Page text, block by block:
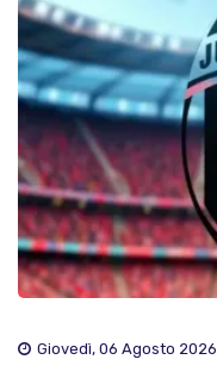
Giovedì, 06 Agosto 2026